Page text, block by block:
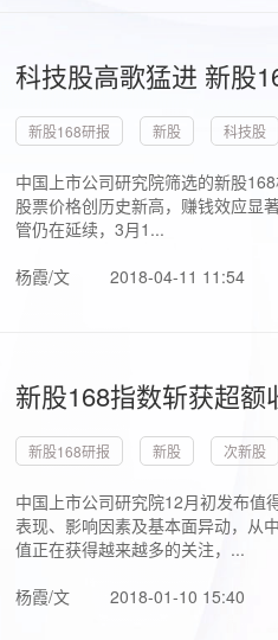
科技股高歌猛进 新股
新股168研报 新股 科技股
中国上市公司研究院筛选的新股
股票价格创历史新高，赚钱效应显
管仍在延续，3月1...
杨霞/文
2018-04-11 11:54
新股168指数斩获超
新股168研报 新股 次新股
中国上市公司研究院12月初发布值
表现、影响因素及基本面异动，从
值正在获得越来越多的关注，...
杨霞/文
2018-01-10 15:40